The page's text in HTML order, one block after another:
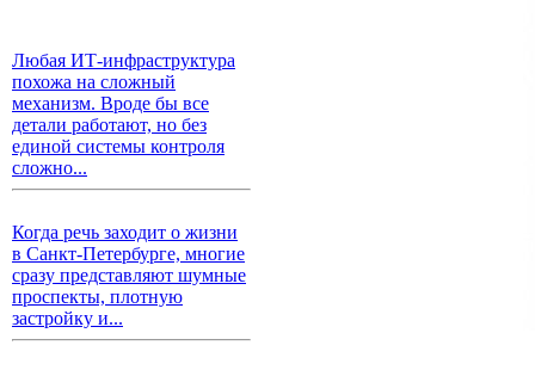
Любая ИТ-инфраструктура
похожа на сложный
механизм. Вроде бы все
детали работают, но без
единой системы контроля
сложно...
Когда речь заходит о жизни
в Санкт-Петербурге, многие
сразу представляют шумные
проспекты, плотную
застройку и...